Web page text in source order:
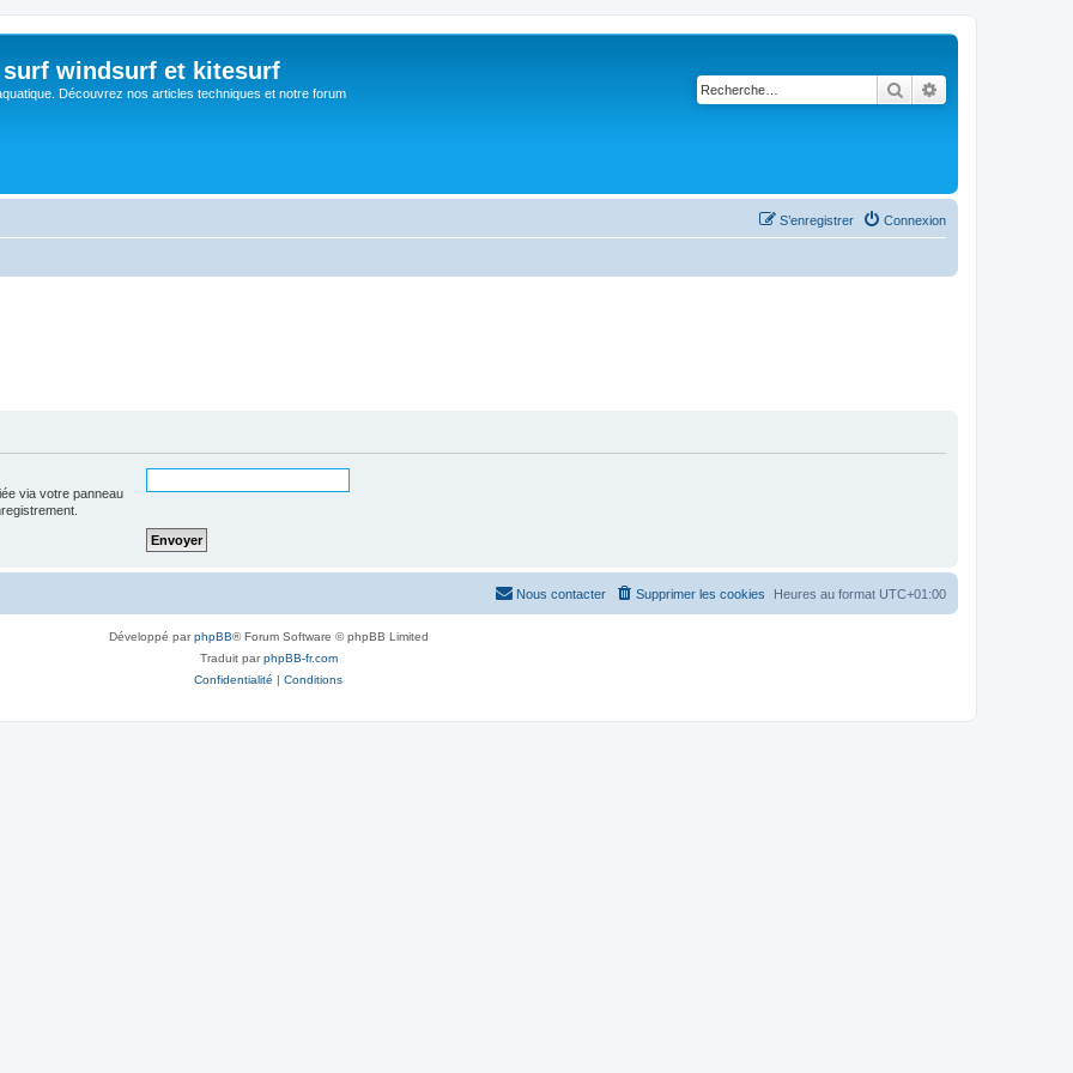
windsurf et kitesurf
Découvrez nos articles techniques et notre forum Rechercher
Connexion
S’enregistrer
via votre panneau
Heures au format UTC+01:00
Supprimer les cookies
Nous contacter
Développé parphpBB® Forum Software © phpBB Limited
Traduit parphpBB-fr.com
Confidentialité | Conditions